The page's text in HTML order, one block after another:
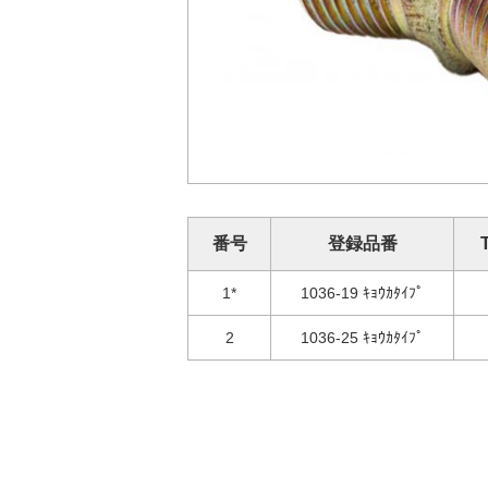
番号 登録品番
1* 1036-19 ｷｮｳｶﾀｲﾌﾟ
2 1036-25 ｷｮｳｶﾀｲﾌﾟ